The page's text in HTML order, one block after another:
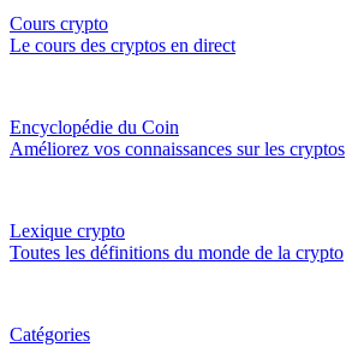
Cours crypto
Le cours des cryptos en direct
Encyclopédie du Coin
Améliorez vos connaissances sur les cryptos
Lexique crypto
Toutes les définitions du monde de la crypto
Catégories